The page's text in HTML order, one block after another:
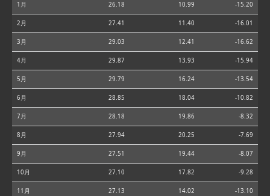
1月 26.18 10.99 -15.20
2月 27.41 11.40 -16.01
3月 29.03 12.41 -16.62
4月 29.87 13.93 -15.94
5月 29.79 16.24 -13.54
6月 28.85 18.04 -10.82
7月 28.18 19.86 -8.32
8月 27.94 20.25 -7.69
9月 27.51 19.44 -8.07
10月 27.10 17.82 -9.28
11月 27.13 14.02 -13.10